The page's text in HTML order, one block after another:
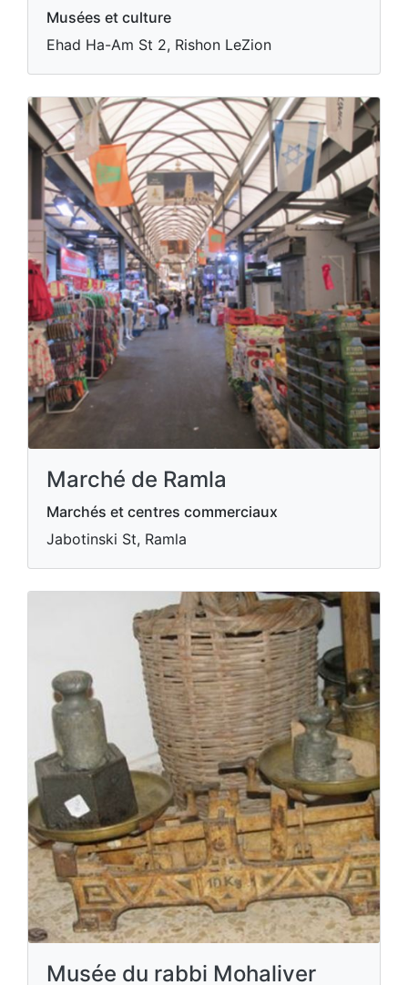
Musées et culture
Ehad Ha-Am St 2, Rishon LeZion
Marché de Ramla
Marchés et centres commerciaux
Jabotinski St, Ramla
Musée du rabbi Mohaliver